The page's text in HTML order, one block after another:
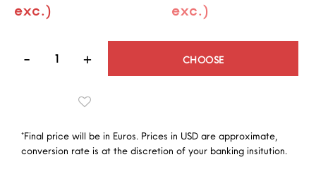
exc.)
exc.)
CHOOSE
*Final price will be in Euros. Prices in USD are approximate,
conversion rate is at the discretion of your banking insitution.